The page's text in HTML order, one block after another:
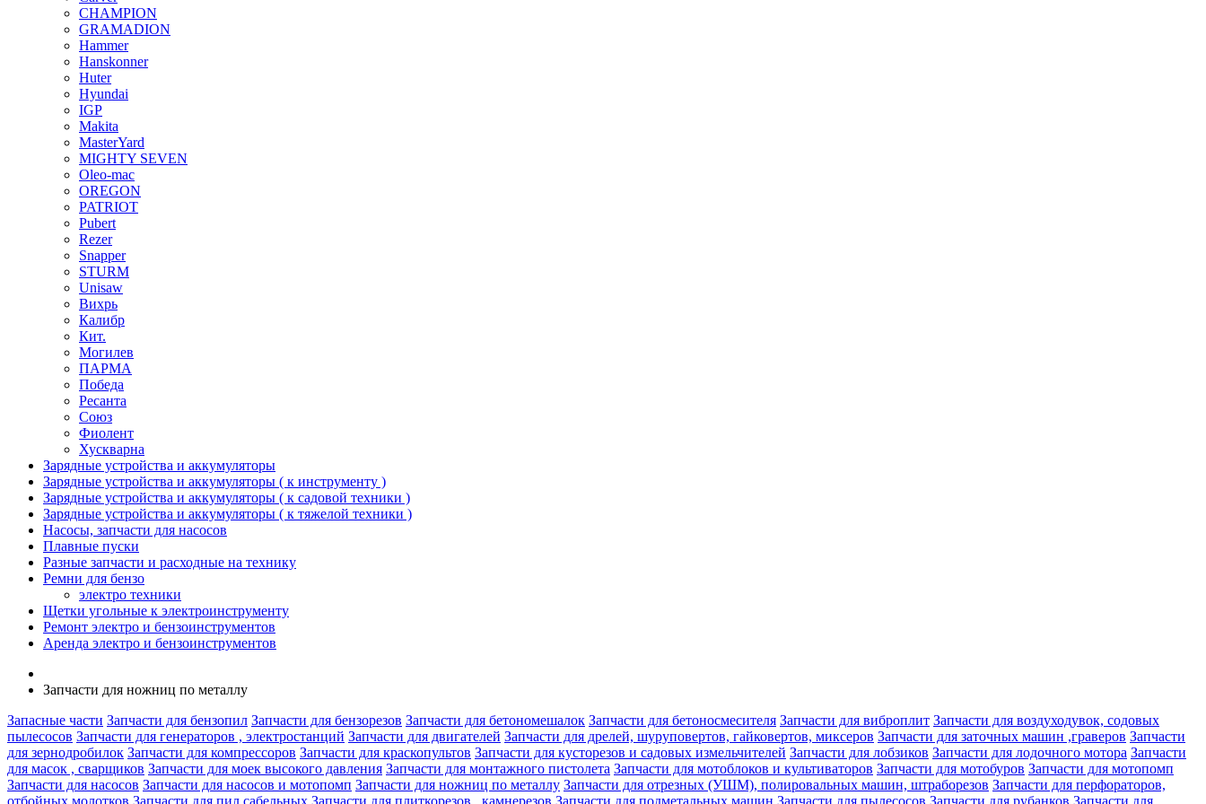
CHAMPION
GRAMADION
Hammer
Hanskonner
Huter
Hyundai
IGP
Makita
MasterYard
MIGHTY SEVEN
Oleo-mac
OREGON
PATRIOT
Pubert
Rezer
Snapper
STURM
Unisaw
Вихрь
Калибр
Кит.
Могилев
ПАРМА
Победа
Ресанта
Союз
Фиолент
Хускварна
Зарядные устройства и аккумуляторы
Зарядные устройства и аккумуляторы ( к инструменту )
Зарядные устройства и аккумуляторы ( к садовой техники )
Зарядные устройства и аккумуляторы ( к тяжелой техники )
Насосы, запчасти для насосов
Плавные пуски
Разные запчасти и расходные на технику
Ремни для бензо
электро техники
Щетки угольные к электроинструменту
Ремонт электро и бензоинструментов
Аренда электро и бензоинструментов
Запчасти для ножниц по металлу
Запасные части Запчасти для бензопил Запчасти для бензорезов Запчасти для бетономешалок Запчасти для бетоносмесителя Запчасти для виброплит Запчасти для воздуходувок, содовых
пылесосов Запчасти для генераторов , электростанций Запчасти для двигателей Запчасти для дрелей, шуруповертов, гайковертов, миксеров Запчасти для заточных машин ,граверов Запчасти
для зернодробилок Запчасти для компрессоров Запчасти для краскопультов Запчасти для кусторезов и садовых измельчителей Запчасти для лобзиков Запчасти для лодочного мотора Запчасти
для масок , сварщиков Запчасти для моек высокого давления Запчасти для монтажного пистолета Запчасти для мотоблоков и культиваторов Запчасти для мотобуров Запчасти для мотопомп
Запчасти для насосов Запчасти для насосов и мотопомп Запчасти для ножниц по металлу Запчасти для отрезных (УШМ), полировальных машин, штраборезов Запчасти для перфораторов,
отбойных молотков Запчасти для пил сабельных Запчасти для плиткорезов , камнерезов Запчасти для подметальных машин Запчасти для пылесосов Запчасти для рубанков Запчасти для